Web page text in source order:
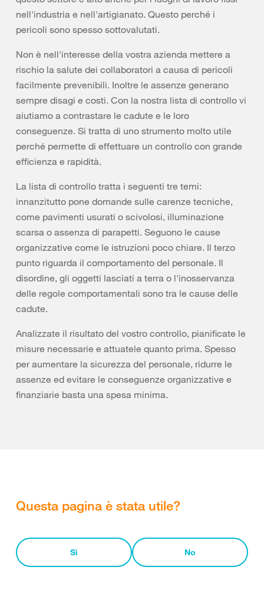
nell'industria e nell'artigianato. Questo perché i
pericoli sono spesso sottovalutati.
Non è nell'interesse della vostra azienda mettere a
rischio la salute dei collaboratori a causa di pericoli
facilmente prevenibili. Inoltre le assenze generano
sempre disagi e costi. Con la nostra lista di controllo vi
aiutiamo a contrastare le cadute e le loro
conseguenze. Si tratta di uno strumento molto utile
perché permette di effettuare un controllo con grande
efficienza e rapidità.
La lista di controllo tratta i seguenti tre temi:
innanzitutto pone domande sulle carenze tecniche,
come pavimenti usurati o scivolosi, illuminazione
scarsa o assenza di parapetti. Seguono le cause
organizzative come le istruzioni poco chiare. Il terzo
punto riguarda il comportamento del personale. Il
disordine, gli oggetti lasciati a terra o l'inosservanza
delle regole comportamentali sono tra le cause delle
cadute.
Analizzate il risultato del vostro controllo, pianificate le
misure necessarie e attuatele quanto prima. Spesso
per aumentare la sicurezza del personale, ridurre le
assenze ed evitare le conseguenze organizzative e
finanziarie basta una spesa minima.
Questa pagina è stata utile?
Sì No